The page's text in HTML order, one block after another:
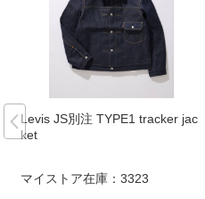
Levis JS別注 TYPE1 tracker jac
ket
マイストア在庫： 3323